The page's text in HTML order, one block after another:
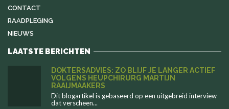
CONTACT
RAADPLEGING
NIEUWS
LAATSTE BERICHTEN
DOKTERSADVIES: ZO BLIJF JE LANGER ACTIEF
VOLGENS HEUPCHIRURG MARTIJN
RAAIJMAAKERS
Dit blogartikel is gebaseerd op een uitgebreid interview
dat verscheen...